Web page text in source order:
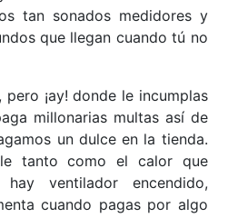
tan sonados medidores y
que llegan cuando tú no
¡ay! donde le incumplas
millonarias multas así de
un dulce en la tienda.
tanto como el calor que
ventilador encendido,
cuando pagas por algo